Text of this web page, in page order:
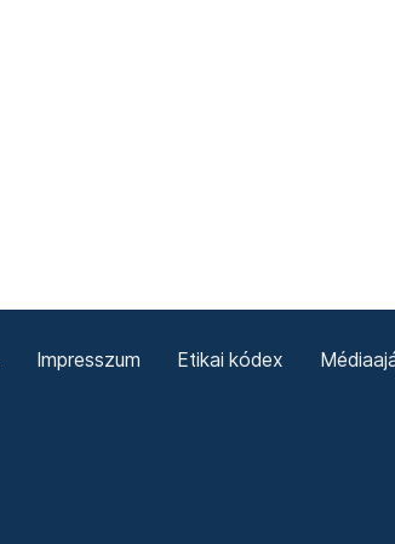
Impresszum Etikai kódex